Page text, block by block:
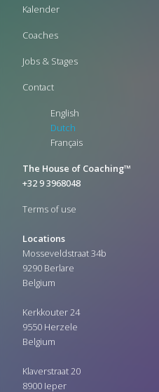
Kalender
Coaches
Jobs & Stages
Contact
English
Dutch
Français
The House of Coaching™
+32 9 3968048
Terms of use
Locations
Mosseveldstraat 34b
9290 Berlare
Belgium
Kerkkouter 24
9550 Herzele
Belgium
Klaverstraat 20
8900 Ieper